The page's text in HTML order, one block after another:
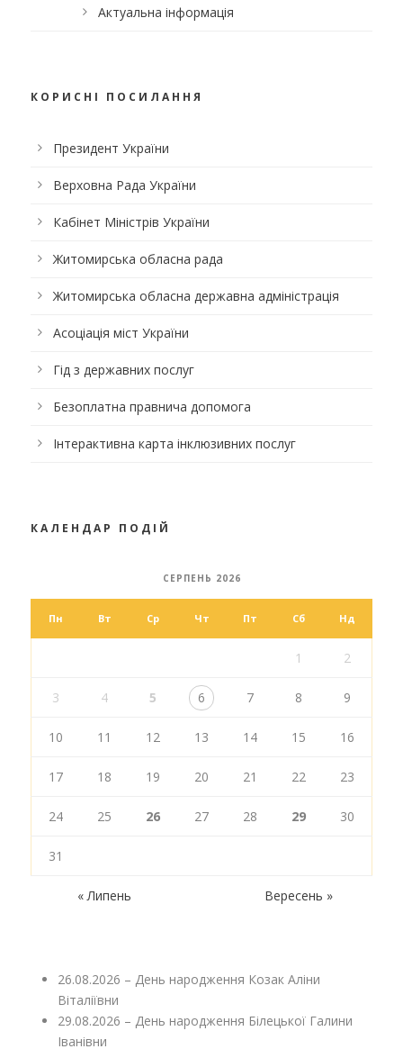
Актуальна інформація
КОРИСНІ ПОСИЛАННЯ
Президент України
Верховна Рада України
Кабінет Міністрів України
Житомирська обласна рада
Житомирська обласна державна адміністрація
Асоціація міст України
Гід з державних послуг
Безоплатна правнича допомога
Інтерактивна карта інклюзивних послуг
КАЛЕНДАР ПОДІЙ
СЕРПЕНЬ 2026
Пн Вт Ср Чт Пт Сб Нд
1 2
3 4 5 6 7 8 9
10 11 12 13 14 15 16
17 18 19 20 21 22 23
24 25 26 27 28 29 30
31
« Липень Вересень »
26.08.2026 – День народження Козак Аліни
Віталіївни
29.08.2026 – День народження Білецької Галини
Іванівни